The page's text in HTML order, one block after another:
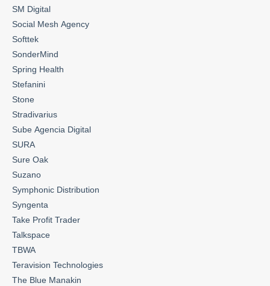
SM Digital
Social Mesh Agency
Softtek
SonderMind
Spring Health
Stefanini
Stone
Stradivarius
Sube Agencia Digital
SURA
Sure Oak
Suzano
Symphonic Distribution
Syngenta
Take Profit Trader
Talkspace
TBWA
Teravision Technologies
The Blue Manakin